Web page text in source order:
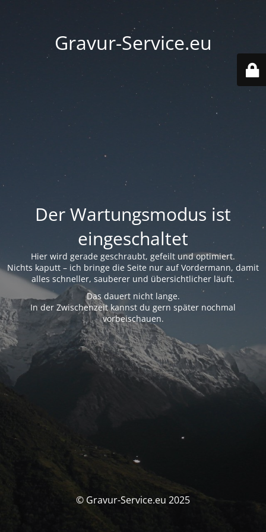
Gravur-Service.eu
Der Wartungsmodus ist
eingeschaltet
Hier wird gerade geschraubt, gefeilt und optimiert.
Nichts kaputt – ich bringe die Seite nur auf Vordermann, damit
alles schneller, sauberer und übersichtlicher läuft.
Das dauert nicht lange.
In der Zwischenzeit kannst du gern später nochmal
vorbeischauen.
© Gravur-Service.eu 2025